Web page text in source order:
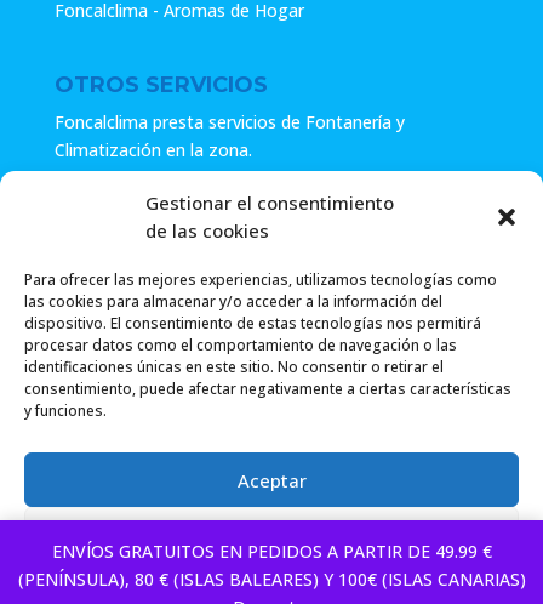
Gestionar el consentimiento
de las cookies
Para ofrecer las mejores experiencias, utilizamos tecnologías como
las cookies para almacenar y/o acceder a la información del
dispositivo. El consentimiento de estas tecnologías nos permitirá
procesar datos como el comportamiento de navegación o las
identificaciones únicas en este sitio. No consentir o retirar el
consentimiento, puede afectar negativamente a ciertas características
y funciones.
Aceptar
Política de PrivacidadAviso Legal
ENVÍOS GRATUITOS EN PEDIDOS A PARTIR DE 49.99 €
(PENÍNSULA), 80 € (ISLAS BALEARES) Y 100€ (ISLAS CANARIAS)
Foncalclima - Aromas de Hogar
OTROS SERVICIOS
Foncalclima presta servicios de Fontanería y
Climatización en la zona.
Especialistas en sistemas de Osmosis.
Pide presupuesto sin compromiso o llámanos y haz tu
consulta.
Foncalclima 2018 |Política de Privacidad|Envío
Gratuito a partir de 49.99€
¿Necesitas ayuda?